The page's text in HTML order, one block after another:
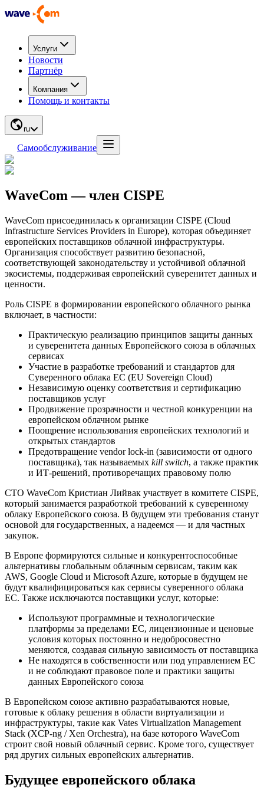
Услуги
Новости
Партнёр
Компания
Помощь и контакты
ru
Самообслуживание
WaveCom — член CISPE
WaveCom присоединилась к организации CISPE (Cloud
Infrastructure Services Providers in Europe), которая объединяет
европейских поставщиков облачной инфраструктуры.
Организация способствует развитию безопасной,
соответствующей законодательству и устойчивой облачной
экосистемы, поддерживая европейский суверенитет данных и
ценности.
Роль CISPE в формировании европейского облачного рынка
включает, в частности:
Практическую реализацию принципов защиты данных
и суверенитета данных Европейского союза в облачных
сервисах
Участие в разработке требований и стандартов для
Суверенного облака ЕС (EU Sovereign Cloud)
Независимую оценку соответствия и сертификацию
поставщиков услуг
Продвижение прозрачности и честной конкуренции на
европейском облачном рынке
Поощрение использования европейских технологий и
открытых стандартов
Предотвращение vendor lock-in (зависимости от одного
поставщика), так называемых kill switch, а также практик
и ИТ-решений, противоречащих правовому полю
CTO WaveCom Кристиан Лийвак участвует в комитете CISPE,
который занимается разработкой требований к суверенному
облаку Европейского союза. В будущем эти требования станут
основой для государственных, а надеемся — и для частных
закупок.
В Европе формируются сильные и конкурентоспособные
альтернативы глобальным облачным сервисам, таким как
AWS, Google Cloud и Microsoft Azure, которые в будущем не
будут квалифицироваться как сервисы суверенного облака
ЕС. Также исключаются поставщики услуг, которые:
Используют программные и технологические
платформы за пределами ЕС, лицензионные и ценовые
условия которых постоянно и недобросовестно
меняются, создавая сильную зависимость от поставщика
Не находятся в собственности или под управлением ЕС
и не соблюдают правовое поле и практики защиты
данных Европейского союза
В Европейском союзе активно разрабатываются новые,
готовые к облаку решения в области виртуализации и
инфраструктуры, такие как Vates Virtualization Management
Stack (XCP-ng / Xen Orchestra), на базе которого WaveCom
строит свой новый облачный сервис. Кроме того, существует
ряд других сильных европейских альтернатив.
Будущее европейского облака